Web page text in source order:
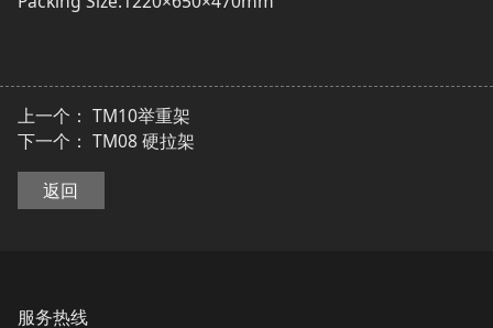
上一个： TM10举重架
下一个： TM08 硬拉架
返回
服务热线